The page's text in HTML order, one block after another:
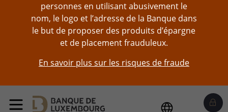
personnes en utilisant abusivement le
nom, le logo et l’adresse de la Banque dans
le but de proposer des produits d’épargne
et de placement frauduleux.
En savoir plus sur les risques de fraude